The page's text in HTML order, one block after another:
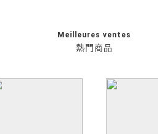
熱門商品
Meilleures ventes